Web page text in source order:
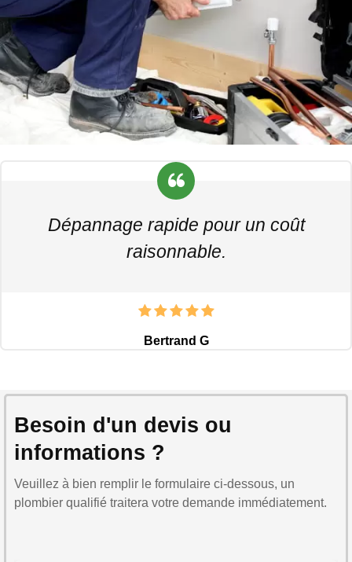
Dépannage rapide pour un coût
raisonnable.
Bertrand G
Besoin d'un devis ou
informations ?
Veuillez à bien remplir le formulaire ci-dessous, un
plombier qualifié traitera votre demande immédiatement.